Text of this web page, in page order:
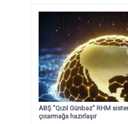
ABŞ "Qızıl Günbəz" RHM
çıxarmağa hazırlaşır